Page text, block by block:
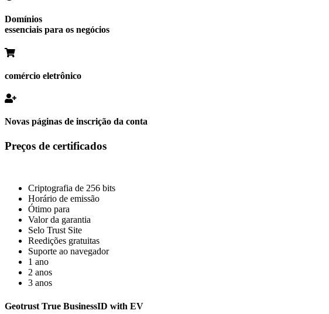
Domínios
essenciais para os negócios
comércio eletrônico
Novas páginas de inscrição da conta
Preços de certificados
Criptografia de 256 bits
Horário de emissão
Ótimo para
Valor da garantia
Selo Trust Site
Reedições gratuitas
Suporte ao navegador
1 ano
2 anos
3 anos
Geotrust True BusinessID with EV